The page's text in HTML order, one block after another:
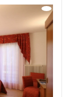
à table nous
et à
et des
gluten, nous
dédiés.
afin de
aussi un petit
de la